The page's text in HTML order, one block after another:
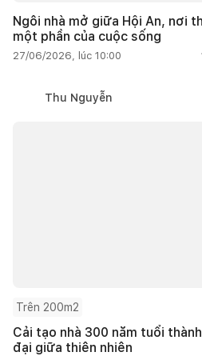
Ngôi nhà mở giữa Hội An, nơi
một phần của cuộc sống
27/06/2026, lúc 10:00
Thu Nguyễn
Trên 200m2
Cải tạo nhà 300 năm tuổi
đại giữa thiên nhiên